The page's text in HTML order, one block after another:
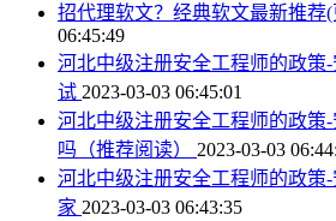
招代理软文？经典软文最新推荐
06:45:49
河北中级注册安全工程师的政策
试 2023-03-03 06:45:01
河北中级注册安全工程师的政策
吗（推荐阅读） 2023-03-03
河北中级注册安全工程师的政策
家 2023-03-03 06:43:35